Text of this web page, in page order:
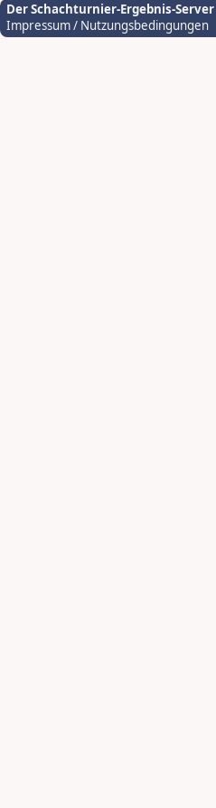
Der Schachturnier-Ergebnis-Server
Impressum / Nutzungsbedingungen